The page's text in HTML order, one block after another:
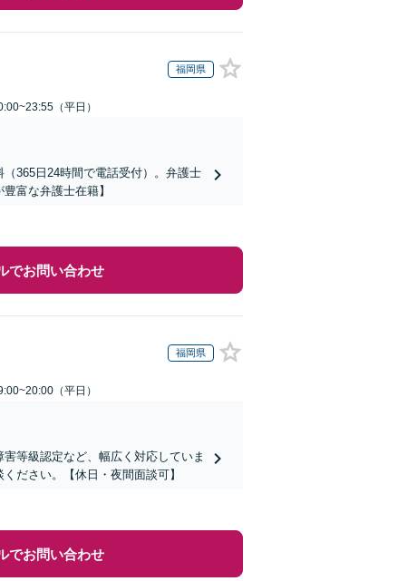
福岡県
（平日）
365日24時間で電話受付）。弁護士
富な弁護士在籍】
でお問い合わせ
福岡県
（平日）
等級認定など、幅広く対応していま
ださい。【休日・夜間面談可】
でお問い合わせ